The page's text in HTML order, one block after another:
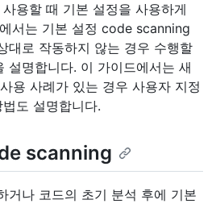
용할 때 기본 설정을 사용하게
서는 기본 설정 code scanning
대로 작동하지 않는 경우 수행할
설명합니다. 이 가이드에서는 새
용 사례가 있는 경우 사용자 지정
도 설명합니다.
scanning
거나 코드의 초기 분석 후에 기본